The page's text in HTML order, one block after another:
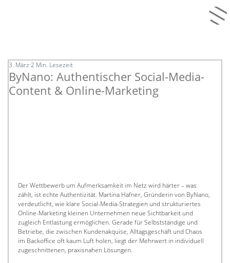
ByNano: Authentischer Social-Media-
Content & Online-Marketing
3. März 2 Min. Lesezeit
Der Wettbewerb um Aufmerksamkeit im Netz wird härter – was
zählt, ist echte Authentizität. Martina Hafner, Gründerin von ByNano,
verdeutlicht, wie klare Social-Media-Strategien und strukturiertes
Online-Marketing kleinen Unternehmen neue Sichtbarkeit und
zugleich Entlastung ermöglichen. Gerade für Selbstständige und
Betriebe, die zwischen Kundenakquise, Alltagsgeschäft und Chaos
im Backoffice oft kaum Luft holen, liegt der Mehrwert in individuell
zugeschnittenen, praxisnahen Lösungen.